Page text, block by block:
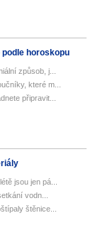
podle horoskopu
způsob, j...
které m...
připravit...
jsou jen pá...
vodn...
štěnice...